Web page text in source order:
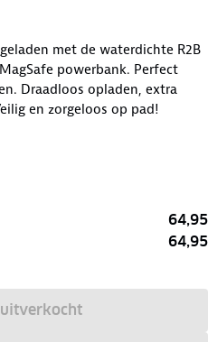
met de waterdichte R2B
powerbank. Perfect
Draadloos opladen, extra
en zorgeloos op pad!
64,95
64,95